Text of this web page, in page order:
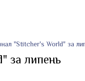
"Stitcher's World" за
за липень